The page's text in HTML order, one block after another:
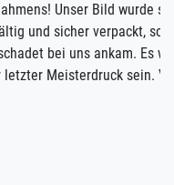
sehr
so dass es
Es wird nicht
Vielen